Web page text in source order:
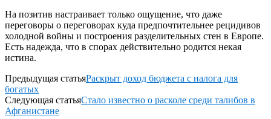
На позитив настраивает только ощущение, что даже
переговоры о переговорах куда предпочтительнее рецидивов
холодной войны и построения разделительных стен в Европе.
Есть надежда, что в спорах действительно родится некая
истина.
Предыдущая статьяРаскрыт доход бюджета с налога для
богатых
Следующая статьяСтало известно о расколе среди талибов в
Афганистане